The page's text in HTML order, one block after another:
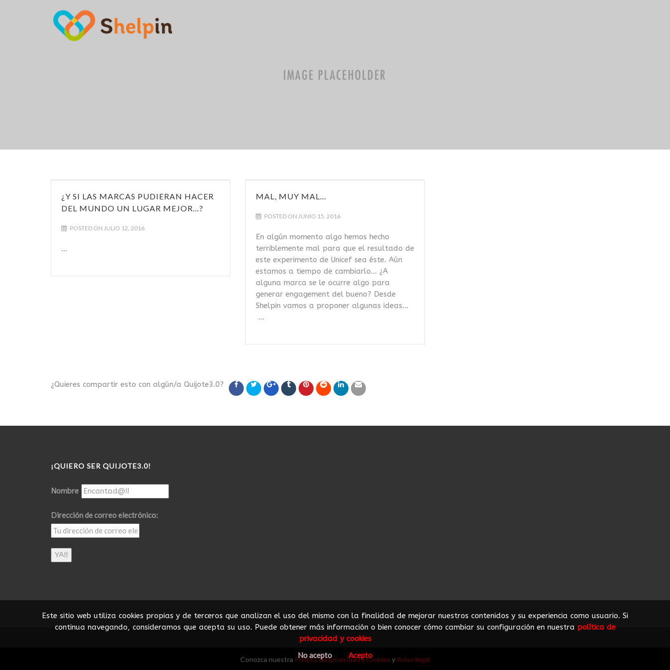
Este sitio web utiliza cookies propias y de terceros que analizan el uso del mismo con la finalidad de mejorar nuestros contenidos y su experiencia como usuario. Si
continua navegando, consideramos que acepta su uso. Puede obtener más información o bien conocer cómo cambiar su configuración en nuestra política de
privacidad y cookies
No acepto
Acepto
¿Y SI LAS MARCAS PUDIERAN HACER
DEL MUNDO UN LUGAR MEJOR…?
POSTED ON JULIO 12, 2016
...
MAL, MUY MAL…
POSTED ON JUNIO 15, 2016
En algún momento algo hemos hecho
terriblemente mal para que el resultado de
este experimento de Unicef sea éste. Aún
estamos a tiempo de cambiarlo… ¿A
alguna marca se le ocurre algo para
generar engagement del bueno? Desde
Shelpin vamos a proponer algunas ideas…
...
¿Quieres compartir esto con algún/a Quijote3.0?
¡QUIERO SER QUIJOTE3.0!
Nombre
Dirección de correo electrónico:
Conozca nuestra Política de privacidad y cookies yAviso legal